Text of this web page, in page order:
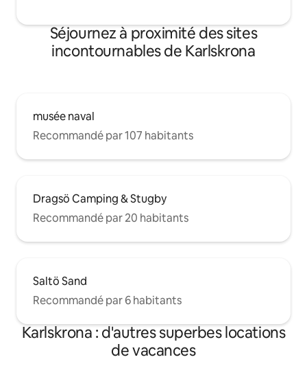
Séjournez à proximité des sites
incontournables de Karlskrona
musée naval
Recommandé par 107 habitants
Dragsö Camping & Stugby
Recommandé par 20 habitants
Saltö Sand
Recommandé par 6 habitants
Karlskrona : d'autres superbes locations
de vacances